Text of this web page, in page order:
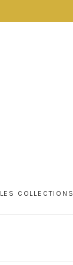
LES COLLECTIONS